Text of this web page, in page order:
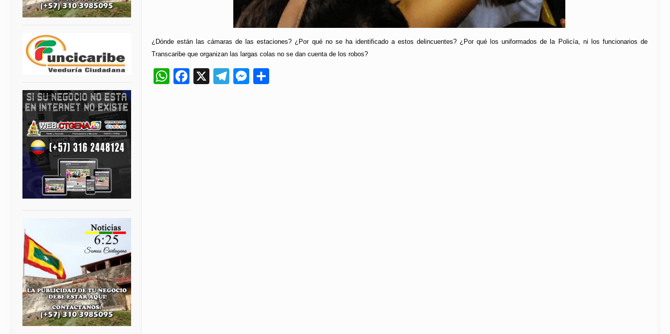
¿Dónde están las cámaras de las estaciones? ¿Por qué no se ha identificado a estos delincuentes? ¿Por qué los uniformados de la Policía, ni los funcionarios de
Transcaribe que organizan las largas colas no se dan cuenta de los robos?
WhatsApp
Facebook
X Telegram
Messenger